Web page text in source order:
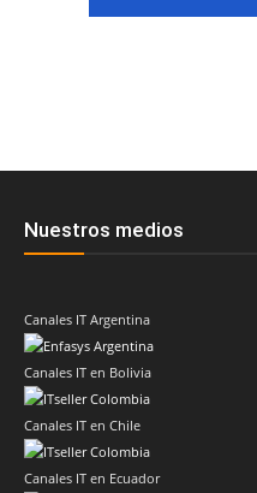
Nuestros medios
Canales IT Argentina
Canales IT en Bolivia
Canales IT en Chile
Canales IT en Ecuador